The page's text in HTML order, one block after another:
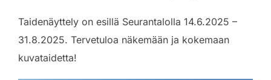
Taidenäyttely on esillä Seurantalolla 14.6.2025 –
31.8.2025. Tervetuloa näkemään ja kokemaan
kuvataidetta!